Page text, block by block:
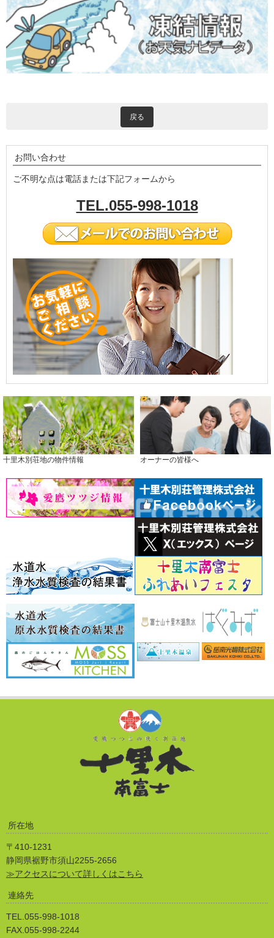
戻る
お問い合わせ
ご不明な点は電話または下記フォームから
TEL.055-998-1018
十里木別荘地の物件情報 オーナーの皆様へ
所在地
〒410-1231
静岡県裾野市須山2255-2656
≫アクセスについて詳しくはこちら
連絡先
TEL.055-998-1018
FAX.055-998-2244